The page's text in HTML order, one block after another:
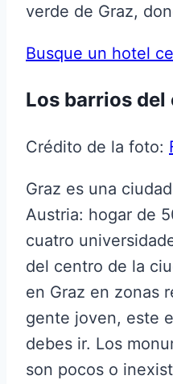
verde de Graz,
Busque un hotel
Los barrios del
Crédito de la foto:
Graz es una
Austria: hogar de
cuatro
del centro de la
en Graz en zonas
gente joven, este
debes ir. Los
son pocos o